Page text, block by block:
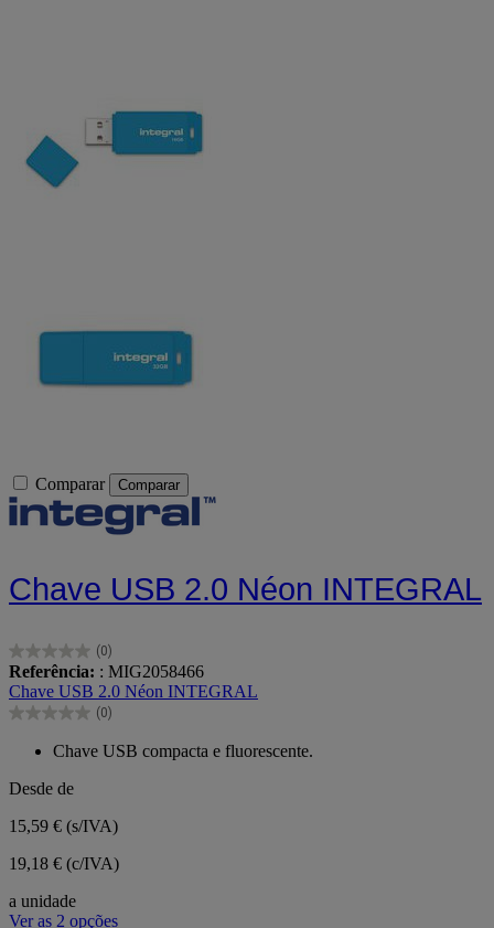
Comparar Comparar
Chave USB 2.0 Néon INTEGRAL
(0)
0.0
em
5
estrelas.
Referência: : MIG2058466
Chave USB 2.0 Néon INTEGRAL
(0)
0.0
estrelas.
Chave USB compacta e fluorescente.
Desde de
15,59 € (s/IVA)
19,18 € (c/IVA)
a unidade
Ver as 2 opções